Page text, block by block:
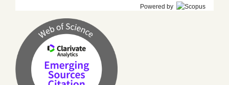
Powered by